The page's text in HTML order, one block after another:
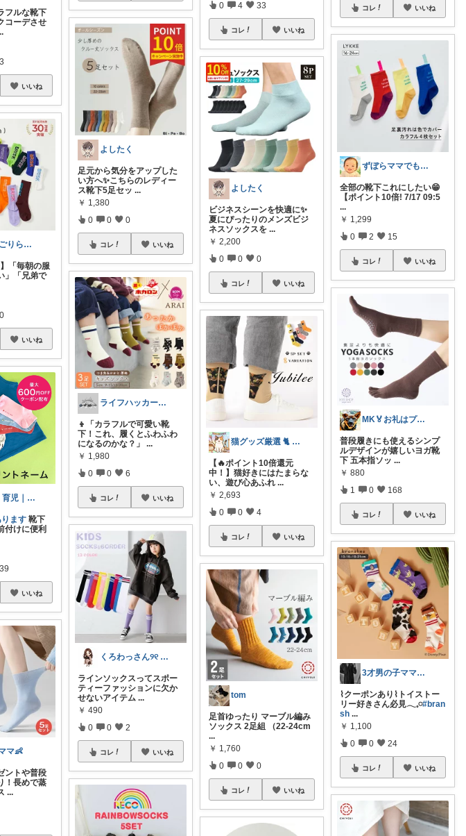
フルな靴下
コーデさせ
いいね
3児パパごりら｜家族で役立つROOM
】「毎朝の服
」「兄弟で
いいね
母ぐま｜育児｜シンプルライフ｜朝コレ
ます 靴下
付けに便利
いいね
マ👶
ントや普段
！長めで蒸
...
よしたく
足元から気分をアップした
い方へ✨こちらのレディー
ス靴下5足セッ ...
￥ 1,380
0 0 0
コレ いいね
ライフハッカー🍀Beetle
👦「カラフルで可愛い靴
下！これ、履くとふわふわ
になるのかな？」
...
￥ 1,980
0 0 6
コレ いいね
くろわっさん୨୧ 小学生ママ
ラインソックスってスポー
ティーファッションに欠か
せないアイテム ...
￥ 490
0 0 2
コレ いいね
0 4 33
コレ いいね
よしたく
ビジネスシーンを快適に✨
夏にぴったりのメンズビジ
ネスソックスを ...
￥ 2,200
0 0 0
コレ いいね
猫グッズ厳選 🐈 にゃん具市場 🌈
【🔥ポイント10倍還元
中！】猫好きにはたまらな
い、遊び心あふれ ...
￥ 2,693
0 0 4
コレ いいね
tom
足首ゆったり マーブル編み
ソックス 2足組 （22-24cm
...
￥ 1,760
0 0 0
コレ いいね
コレ いいね
ずぼらママでもかわいくご機嫌ROOM
全部の靴下これにしたい😁
【ポイント10倍! 7/17 09:5
...
￥ 1,299
0 2 15
コレ いいね
MK🏅お礼はプロフで
普段履きにも使えるシンプ
ルデザインが嬉しいヨガ靴
下 五本指ソッ ...
￥ 880
1 0 168
コレ いいね
3才男の子ママ𓍯Yunaroom
⌇クーポンあり⌇トイストー
リー好きさん必見𓂃𓈒𓏸#bran
sh ...
￥ 1,100
0 0 24
コレ いいね